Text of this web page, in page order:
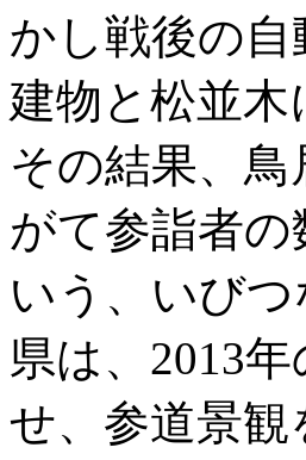
かし戦後の
建物と松並
その結果、
がて参詣者
いう、いび
県は、2013
せ、参道景